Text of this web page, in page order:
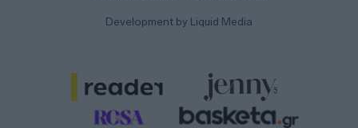
Development by Liquid Media